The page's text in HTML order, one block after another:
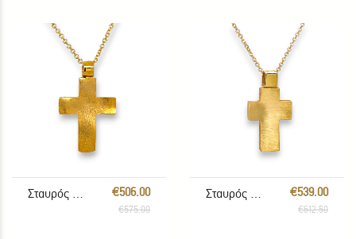
€506.00
€575.00
€539.00
€612.50